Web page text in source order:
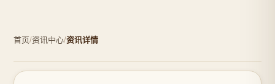
首页/资讯中心/资讯详情